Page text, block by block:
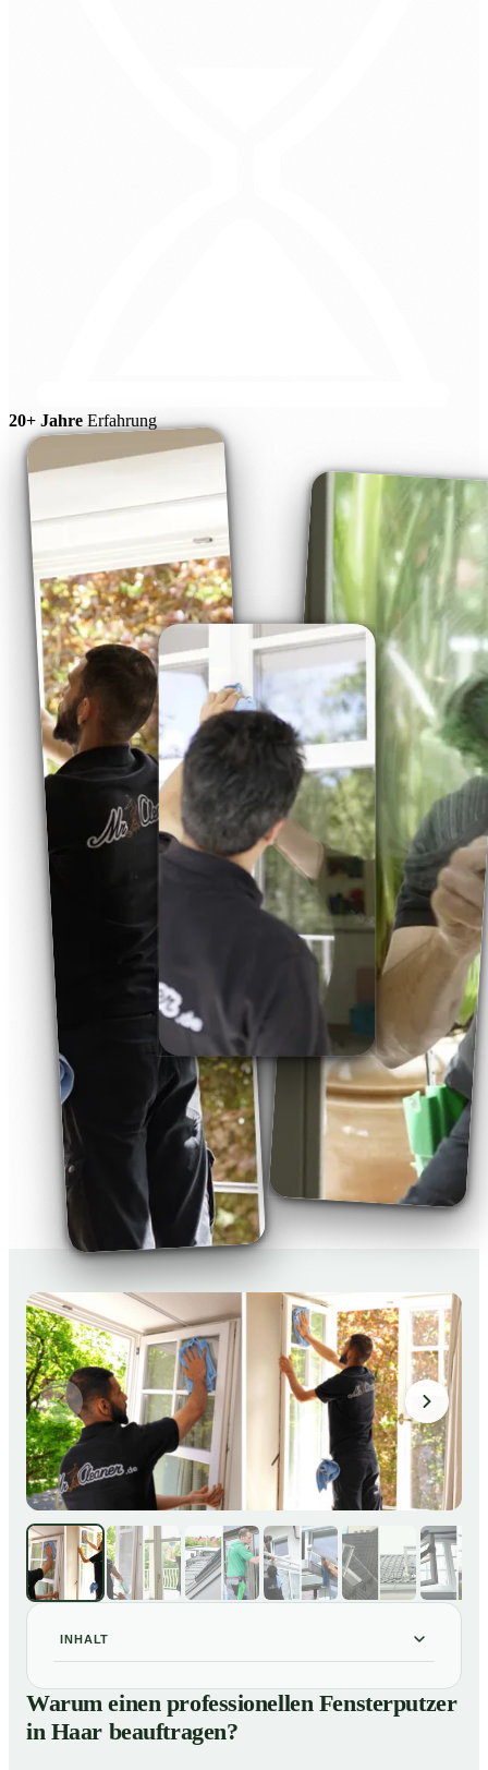
20+ Jahre Erfahrung
INHALT
Warum einen professionellen Fensterputzer in Haar
beauftragen?
Darum lohnt sich ein Fensterputzer in Haar
Warum einen professionellen Fensterputzer
in Haar beauftragen?